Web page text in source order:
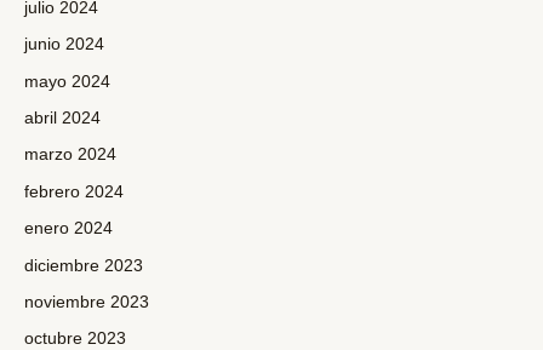
julio 2024
junio 2024
mayo 2024
abril 2024
marzo 2024
febrero 2024
enero 2024
diciembre 2023
noviembre 2023
octubre 2023